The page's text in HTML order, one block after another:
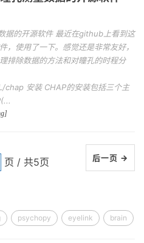
据的开源软件 最近在github上看到这
，使用了一下。感觉还是非常友好，
排除数据的方法和对瞳孔的时程分
安装 CHAP的安装包括三个主
页 / 共5页 后一页 →
psychopy eyelink brain